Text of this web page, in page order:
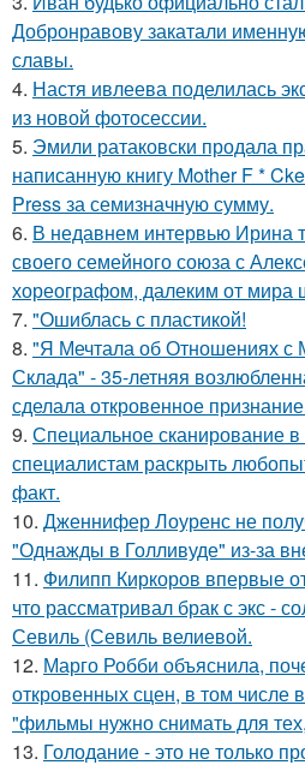
Добронравову закатали
славы.
4. Настя ивлеева поделилась
из новой фотосессии.
5. Эмили ратаковски продала
написанную книгу Mother F *
Press за семизначную сумму.
6. В недавнем интервью Ирина
своего семейного союза с
хореографом, далеким от мира
7. "Ошиблась с пластикой!
8. "Я Мечтала об Отношениях с
Склада" - 35-летняя
сделала откровенное
9. Специальное сканирование
специалистам раскрыть
факт.
10. Дженнифер Лоуренс не
"Однажды в Голливуде" из-за
11. Филипп Киркоров впервые
что рассматривал брак с экс -
Севиль (Севиль велиевой.
12. Марго Робби объяснила,
откровенных сцен, в том числе
"фильмы нужно снимать для
13. Голодание - это не только